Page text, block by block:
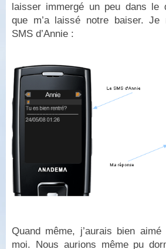
laisser immergé un peu dans le
que m’a laissé notre baiser. Je
SMS d’Annie :
Quand même, j’aurais bien aimé
moi. Nous aurions même pu